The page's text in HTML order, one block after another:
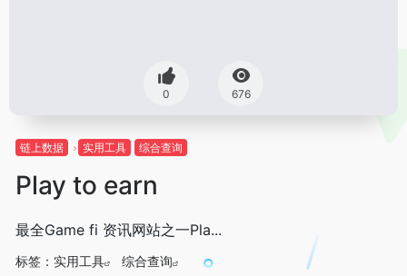
0 676
链上数据 实用工具 综合查询
Play to earn
最全Game fi 资讯网站之一Pla...
标签： 实用工具
综合查询